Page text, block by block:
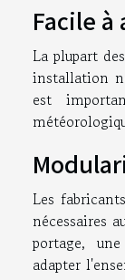
Facile à
La plupart
installation
est
Les
nécessaires
portage,
adapter